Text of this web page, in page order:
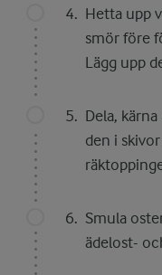
Hetta upp
smör före
Lägg upp
Dela,
den i
Smula
ädelost-